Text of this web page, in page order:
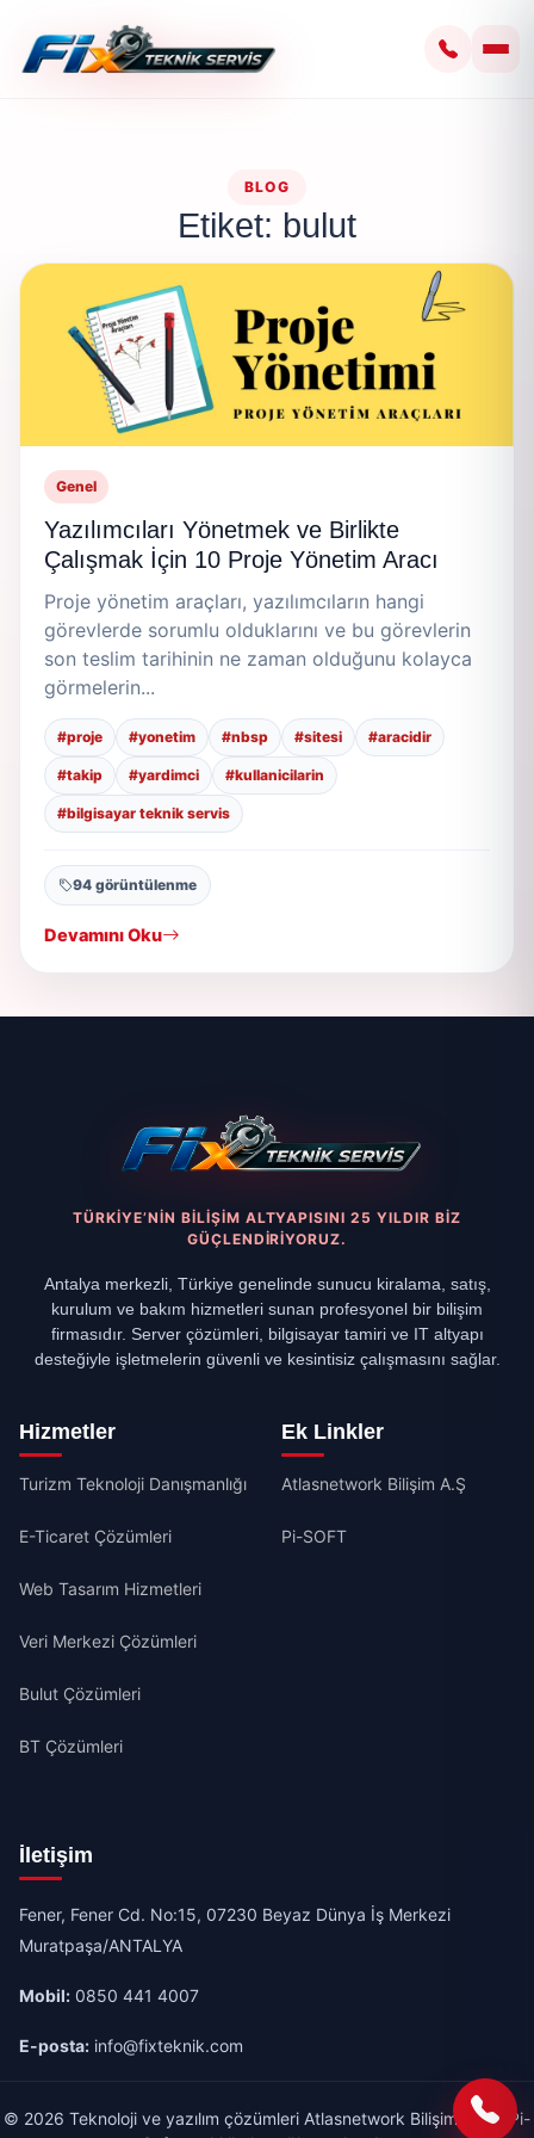
BLOG
Etiket: bulut
Genel
Yazılımcıları Yönetmek ve Birlikte
Çalışmak İçin 10 Proje Yönetim Aracı
Proje yönetim araçları, yazılımcıların hangi
görevlerde sorumlu olduklarını ve bu görevlerin
son teslim tarihinin ne zaman olduğunu kolayca
görmelerin...
#proje #yonetim #nbsp #sitesi #aracidir
#takip #yardimci #kullanicilarin
#bilgisayar teknik servis
94 görüntülenme
Devamını Oku
TÜRKIYE’NIN BILIŞIM ALTYAPISINI 25 YILDIR BIZ
GÜÇLENDIRIYORUZ.
Antalya merkezli, Türkiye genelinde sunucu kiralama, satış,
kurulum ve bakım hizmetleri sunan profesyonel bir bilişim
firmasıdır. Server çözümleri, bilgisayar tamiri ve IT altyapı
desteğiyle işletmelerin güvenli ve kesintisiz çalışmasını sağlar.
Hizmetler
Turizm Teknoloji Danışmanlığı
E-Ticaret Çözümleri
Web Tasarım Hizmetleri
Veri Merkezi Çözümleri
Bulut Çözümleri
BT Çözümleri
Ek Linkler
Atlasnetwork Bilişim A.Ş
Pi-SOFT
İletişim
Fener, Fener Cd. No:15, 07230 Beyaz Dünya İş Merkezi
Muratpaşa/ANTALYA
Mobil: 0850 441 4007
E-posta: info@fixteknik.com
© 2026 Teknoloji ve yazılım çözümleri Atlasnetwork Bilişim A.Ş & Pi-